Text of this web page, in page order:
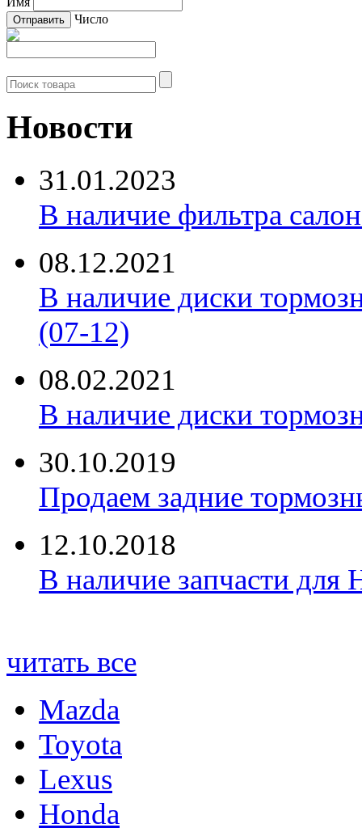
Число
Новости
31.01.2023
В наличие фильтра
08.12.2021
В наличие диски
(07-12)
08.02.2021
В наличие диски
30.10.2019
Продаем задние
12.10.2018
В наличие запчасти для
читать все
Mazda
Toyota
Lexus
Honda